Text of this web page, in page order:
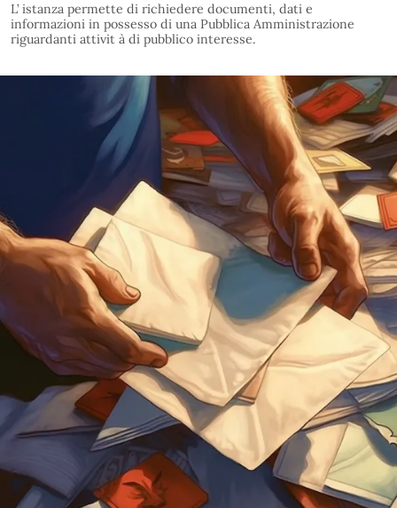
L’ istanza permette di richiedere documenti, dati e
informazioni in possesso di una Pubblica Amministrazione
riguardanti attivit à di pubblico interesse.